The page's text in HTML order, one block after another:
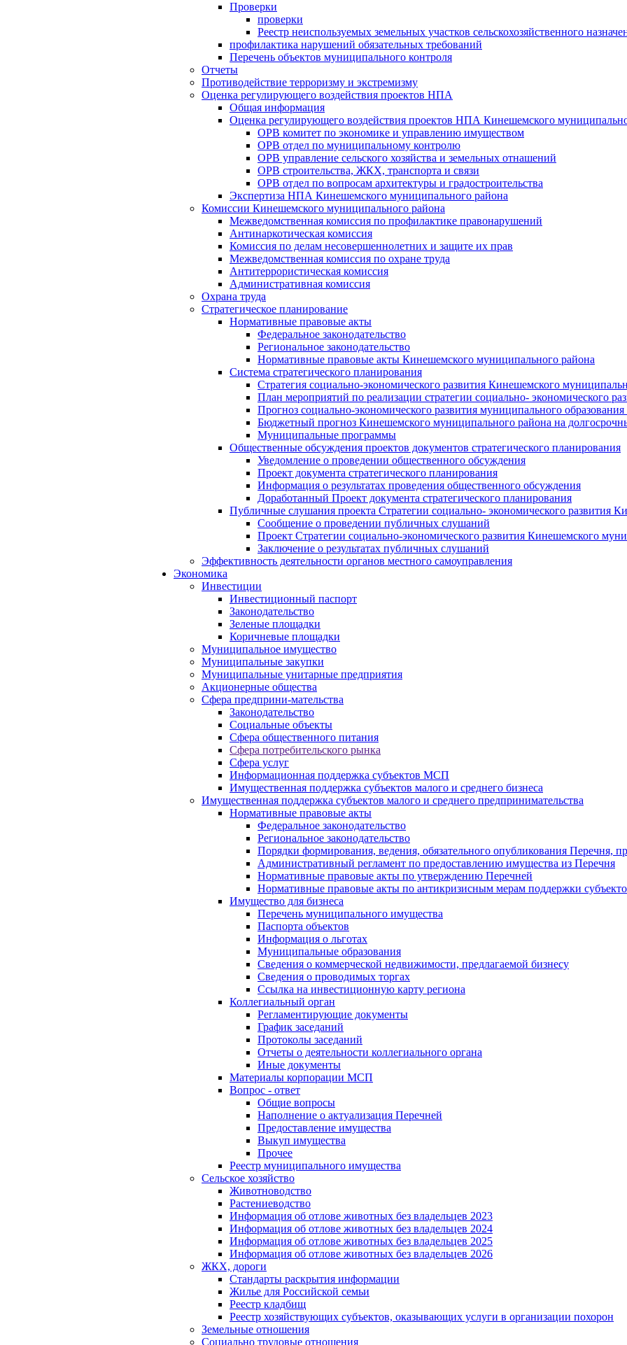
Проверки
проверки
Реестр неиспользуемых земельных участков сельскохозяйственного
профилактика нарушений обязательных требований
Перечень объектов муниципального контроля
Отчеты
Противодействие терроризму и экстремизму
Оценка регулирующего воздействия проектов НПА
Общая информация
Оценка регулирующего воздействия проектов НПА Кинешемского
ОРВ комитет по экономике и управлению имуществом
ОРВ отдел по муниципальному контролю
ОРВ управление сельского хозяйства и земельных отнашений
ОРВ строительства, ЖКХ, транспорта и связи
ОРВ отдел по вопросам архитектуры и градостроительства
Экспертиза НПА Кинешемского муниципального района
Комиссии Кинешемского муниципального района
Межведомственная комиссия по профилактике правонарушений
Антинаркотическая комиссия
Комиссия по делам несовершеннолетних и защите их прав
Межведомственная комиссия по охране труда
Антитеррористическая комиссия
Административная комиссия
Охрана труда
Стратегическое планирование
Нормативные правовые акты
Федеральное законодательство
Региональное законодательство
Нормативные правовые акты Кинешемского муниципального района
Система стратегического планирования
Стратегия социально-экономического развития Кинешемского
План мероприятий по реализации стратегии социально- экономического
Прогноз социально-экономического развития муниципального
Бюджетный прогноз Кинешемского муниципального района на
Муниципальные программы
Общественные обсуждения проектов документов стратегического планирования
Уведомление о проведении общественного обсуждения
Проект документа стратегического планирования
Информация о результатах проведения общественного обсуждения
Доработанный Проект документа стратегического планирования
Публичные слушания проекта Стратегии социально- экономического развития
Сообщение о проведении публичных слушаний
Проект Стратегии социально-экономического развития Кинешемского
Заключение о результатах публичных слушаний
Эффективность деятельности органов местного самоуправления
Экономика
Инвестиции
Инвестиционный паспорт
Законодательство
Зеленые площадки
Коричневые площадки
Муниципальное имущество
Муниципальные закупки
Муниципальные унитарные предприятия
Акционерные общества
Сфера предприни-мательства
Законодательство
Социальные объекты
Сфера общественного питания
Сфера потребительского рынка
Сфера услуг
Информационная поддержка субъектов МСП
Имущественная поддержка субъектов малого и среднего бизнеса
Имущественная поддержка субъектов малого и среднего предпринимательства
Нормативные правовые акты
Федеральное законодательство
Региональное законодательство
Порядки формирования, ведения, обязательного опубликования Перечня,
Административный регламент по предоставлению имущества из Перечня
Нормативные правовые акты по утверждению Перечней
Нормативные правовые акты по антикризисным мерам поддержки
Имущество для бизнеса
Перечень муниципального имущества
Паспорта объектов
Информация о льготах
Муниципальные образования
Сведения о коммерческой недвижимости, предлагаемой бизнесу
Сведения о проводимых торгах
Ссылка на инвестиционную карту региона
Коллегиальный орган
Регламентирующие документы
График заседаний
Протоколы заседаний
Отчеты о деятельности коллегиального органа
Иные документы
Материалы корпорации МСП
Вопрос - ответ
Общие вопросы
Наполнение о актуализация Перечней
Предоставление имущества
Выкуп имущества
Прочее
Реестр муниципального имущества
Сельское хозяйство
Животноводство
Растениеводство
Информация об отлове животных без владельцев 2023
Информация об отлове животных без владельцев 2024
Информация об отлове животных без владельцев 2025
Информация об отлове животных без владельцев 2026
ЖКХ, дороги
Стандарты раскрытия информации
Жилье для Российской семьи
Реестр кладбищ
Реестр хозяйствующих субъектов, оказывающих услуги в организации похорон
Земельные отношения
Социально трудовые отношения